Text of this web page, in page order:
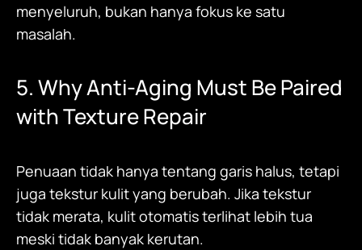
menyeluruh, bukan hanya fokus ke satu
masalah.
5. Why Anti-Aging Must Be Paired
with Texture Repair
Penuaan tidak hanya tentang garis halus, tetapi
juga tekstur kulit yang berubah. Jika tekstur
tidak merata, kulit otomatis terlihat lebih tua
meski tidak banyak kerutan.